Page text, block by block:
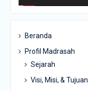
Beranda
Profil Madrasah
Sejarah
Visi, Misi, & Tujuan